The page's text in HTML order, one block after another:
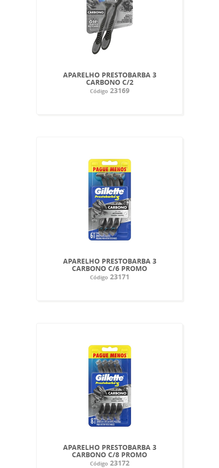
APARELHO PRESTOBARBA 3
CARBONO C/2
Código23169
APARELHO PRESTOBARBA 3
CARBONO C/6 PROMO
Código23171
APARELHO PRESTOBARBA 3
CARBONO C/8 PROMO
Código23172